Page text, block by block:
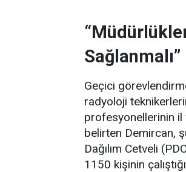
Sağlanmalı”
Geçici
radyoloji
profesyonellerinin il
belirten Demircan,
Dağılım Cetveli
1150 kişinin